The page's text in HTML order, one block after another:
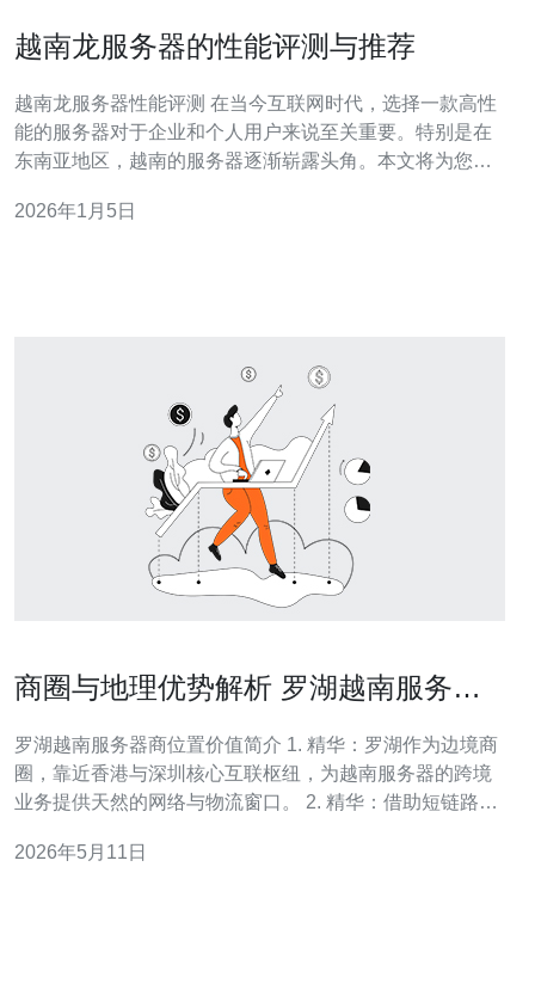
越南龙服务器的性能评测与推荐
越南龙服务器性能评测 在当今互联网时代，选择一款高性
能的服务器对于企业和个人用户来说至关重要。特别是在
东南亚地区，越南的服务器逐渐崭露头角。本文将为您详
景。以下是我们对此次评测的三个精华总结： 卓越的网络
2026年1月5日
商圈与地理优势解析 罗湖越南服务器
罗湖越南服务器商位置价值简介 1. 精华：罗湖作为边境商
圈，靠近香港与深圳核心互联枢纽，为越南服务器的跨境
业务提供天然的网络与物流窗口。 2. 精华：借助短链路和
带宽利用率，形成可量化的性能优势。 3. 精华：择优供应
2026年5月11日